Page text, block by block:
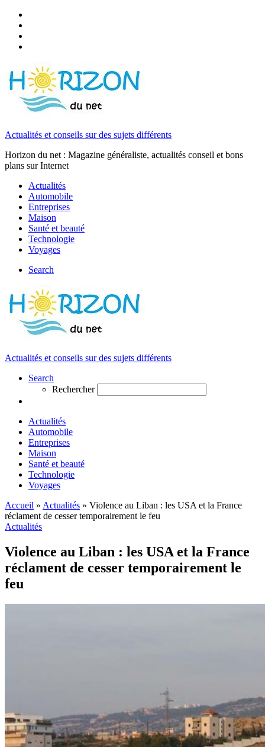
Actualités et conseils sur des sujets différents
Horizon du net : Magazine généraliste, actualités conseil et bons
plans sur Internet
Actualités
Automobile
Entreprises
Maison
Santé et beauté
Technologie
Voyages
Search
Actualités et conseils sur des sujets différents
Search
Rechercher
Actualités
Automobile
Entreprises
Maison
Santé et beauté
Technologie
Voyages
Accueil » Actualités » Violence au Liban : les USA et la France
réclament de cesser temporairement le feu
Actualités
Violence au Liban : les USA et la France
réclament de cesser temporairement le
feu